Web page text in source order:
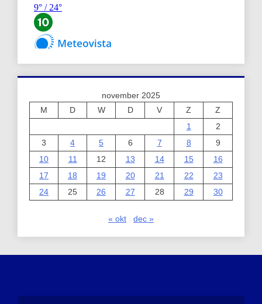
november 2025
M
D W D V Z
Z
1
2
3
4 5 6 7 8
9
10
11 12 13 14 15
16
17
18 19 20 21 22
23
24
25 26 27 28 29 30
« okt dec »